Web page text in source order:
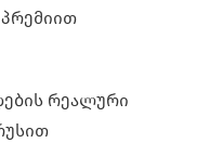
რეალური